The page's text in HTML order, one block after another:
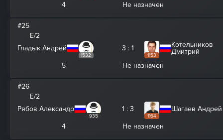
4
Не назначен
#25
E/2
Гладык Андрей
1532
3 : 1
1153
Котельников
Дмитрий
5
Не назначен
#26
E/2
Рябов Александр
935
1 : 3
1164
Шагаев Андрей
4 Не назначен